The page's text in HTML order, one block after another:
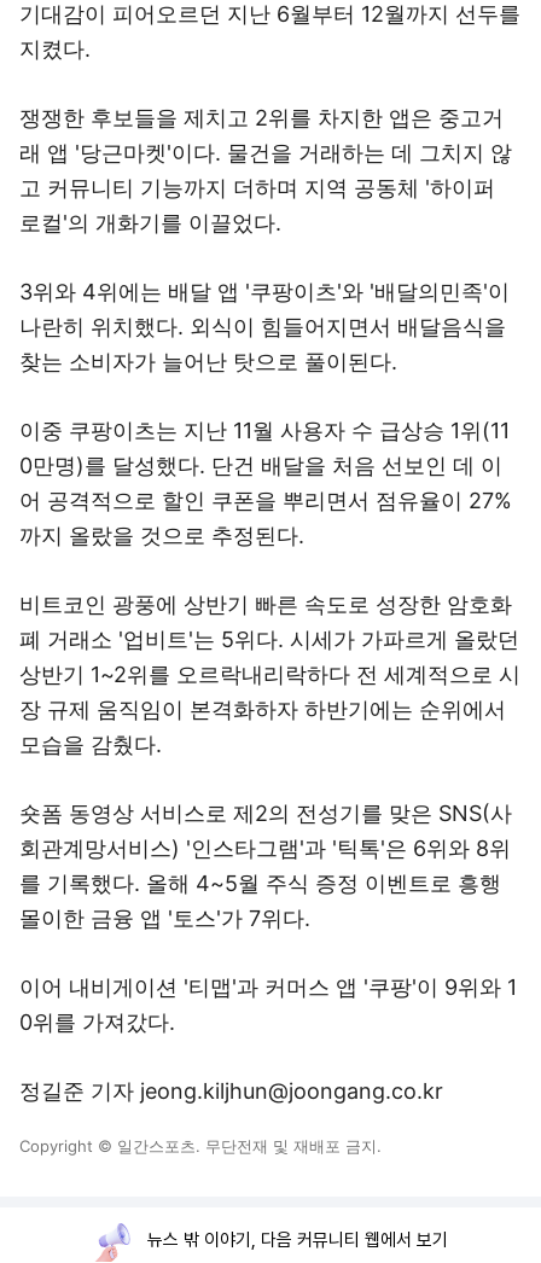
기대감이 피어오르던 지난 6월부터 12월까지 선두를
지켰다.
쟁쟁한 후보들을 제치고 2위를 차지한 앱은 중고거
래 앱 '당근마켓'이다. 물건을 거래하는 데 그치지 않
고 커뮤니티 기능까지 더하며 지역 공동체 '하이퍼
로컬'의 개화기를 이끌었다.
3위와 4위에는 배달 앱 '쿠팡이츠'와 '배달의민족'이
나란히 위치했다. 외식이 힘들어지면서 배달음식을
찾는 소비자가 늘어난 탓으로 풀이된다.
이중 쿠팡이츠는 지난 11월 사용자 수 급상승 1위(11
0만명)를 달성했다. 단건 배달을 처음 선보인 데 이
어 공격적으로 할인 쿠폰을 뿌리면서 점유율이 27%
까지 올랐을 것으로 추정된다.
비트코인 광풍에 상반기 빠른 속도로 성장한 암호화
폐 거래소 '업비트'는 5위다. 시세가 가파르게 올랐던
상반기 1~2위를 오르락내리락하다 전 세계적으로 시
장 규제 움직임이 본격화하자 하반기에는 순위에서
모습을 감췄다.
숏폼 동영상 서비스로 제2의 전성기를 맞은 SNS(사
회관계망서비스) '인스타그램'과 '틱톡'은 6위와 8위
를 기록했다. 올해 4~5월 주식 증정 이벤트로 흥행
몰이한 금융 앱 '토스'가 7위다.
이어 내비게이션 '티맵'과 커머스 앱 '쿠팡'이 9위와 1
0위를 가져갔다.
정길준 기자 jeong.kiljhun@joongang.co.kr
Copyright © 일간스포츠. 무단전재 및 재배포 금지.
뉴스 밖 이야기, 다음 커뮤니티 웹에서 보기